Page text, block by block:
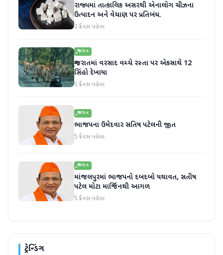
રાજ્યમાં તાત્કાલિક અસરથી એનાલોગ ચીઝના
ઉત્પાદન અને વેચાણ પર પ્રતિબંધ.
2 દિવસ પહેલા
ગુજરાત
ગુજરાતમાં વરસાદ વચ્ચે રસ્તા પર એકસાથે 12
સિંહો દેખાયા
5 દિવસ પહેલા
ગુજરાત
ભાજપના ઉમેદવાર સતિષ પટેલની જીત
5 દિવસ પહેલા
ગુજરાત
માંજલપુરમાં ભાજપનો દબદબો યથાવત, સતીષ
પટેલ મોટા માર્જિનથી આગળ
5 દિવસ પહેલા
ટ્રેન્ડિંગ